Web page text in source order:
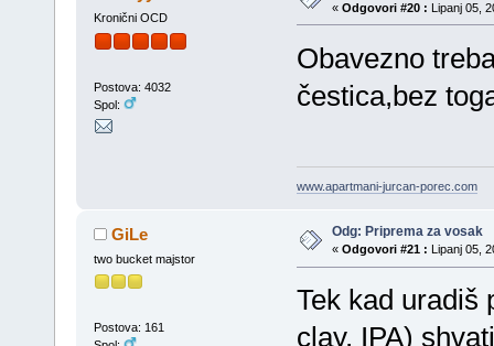
Kronični OCD
Postova: 4032
Spol:
« Odgovori #20 : Lipanj 05,
Obavezno
čestica,bez
www.apartmani-jurcan-porec.com
GiLe
two bucket majstor
Postova: 161
Odg: Priprema za vosak
« Odgovori #21 : Lipanj 05,
Tek kad uradiš
clay, IPA)